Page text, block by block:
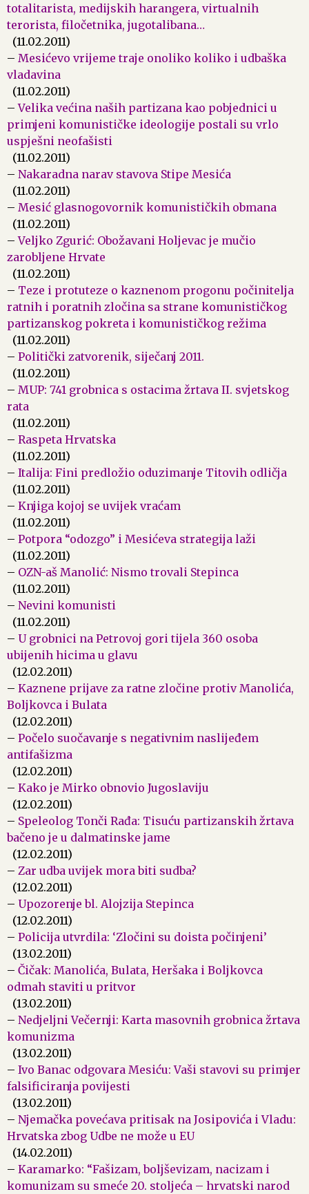
totalitarista, medijskih harangera, virtualnih
terorista, filočetnika, jugotalibana…
(11.02.2011)
– Mesićevo vrijeme traje onoliko koliko i udbaška
vladavina
(11.02.2011)
–Velika većina naših partizana kao pobjednici u
primjeni komunističke ideologije postali su vrlo
uspješni neofašisti
(11.02.2011)
– Nakaradna narav stavova Stipe Mesića
(11.02.2011)
– Mesić glasnogovornik komunističkih obmana
(11.02.2011)
–Veljko Zgurić: Obožavani Holjevac je mučio
zarobljene Hrvate
(11.02.2011)
– Teze i protuteze o kaznenom progonu počinitelja
ratnih i poratnih zločina sa strane komunističkog
partizanskog pokreta i komunističkog režima
(11.02.2011)
– Politički zatvorenik, siječanj 2011.
(11.02.2011)
– MUP: 741 grobnica s ostacima žrtava II. svjetskog
rata
(11.02.2011)
– Raspeta Hrvatska
(11.02.2011)
– Italija: Fini predložio oduzimanje Titovih odličja
(11.02.2011)
– Knjiga kojoj se uvijek vraćam
(11.02.2011)
– Potpora “odozgo” i Mesićeva strategija laži
(11.02.2011)
– OZN-aš Manolić: Nismo trovali Stepinca
(11.02.2011)
– Nevini komunisti
(11.02.2011)
– U grobnici na Petrovoj gori tijela 360 osoba
ubijenih hicima u glavu
(12.02.2011)
– Kaznene prijave za ratne zločine protiv Manolića,
Boljkovca i Bulata
(12.02.2011)
– Počelo suočavanje s negativnim naslijeđem
antifašizma
(12.02.2011)
– Kako je Mirko obnovio Jugoslaviju
(12.02.2011)
– Speleolog Tonči Rađa: Tisuću partizanskih žrtava
bačeno je u dalmatinske jame
(12.02.2011)
– Zar udba uvijek mora biti sudba?
(12.02.2011)
– Upozorenje bl. Alojzija Stepinca
(12.02.2011)
– Policija utvrdila: ‘Zločini su doista počinjeni’
(13.02.2011)
– Čičak: Manolića, Bulata, Heršaka i Boljkovca
odmah staviti u pritvor
(13.02.2011)
– Nedjeljni Večernji: Karta masovnih grobnica žrtava
komunizma
(13.02.2011)
– Ivo Banac odgovara Mesiću: Vaši stavovi su primjer
falsificiranja povijesti
(13.02.2011)
– Njemačka povećava pritisak na Josipovića i Vladu:
Hrvatska zbog Udbe ne može u EU
(14.02.2011)
– Karamarko: “Fašizam, boljševizam, nacizam i
komunizam su smeće 20. stoljeća – hrvatski narod